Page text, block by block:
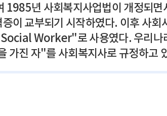
년 사회복지사업법이 개정되면
이 교부되기 시작하였다. 이후 사회
Worker"로 사용였다. 우리나
가진 자"를 사회복지사로 규정하고